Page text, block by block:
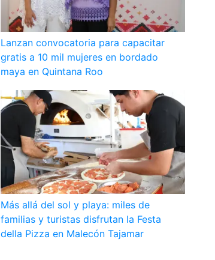
Lanzan convocatoria para capacitar
gratis a 10 mil mujeres en bordado
maya en Quintana Roo
Más allá del sol y playa: miles de
familias y turistas disfrutan la Festa
della Pizza en Malecón Tajamar